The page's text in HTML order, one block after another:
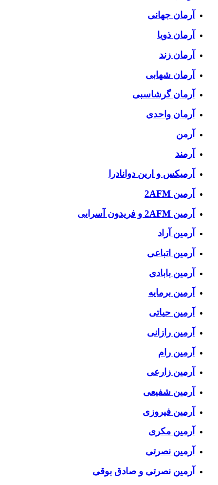
آرمان جهانی
آرمان ذویا
آرمان زند
آرمان شهابی
آرمان گرشاسبی
آرمان واحدی
آرمن
آرمند
آرمیکس و ارین دوانادرا
آرمین 2AFM
آرمین 2AFM و فریدون آسرایی
آرمین آراد
آرمین اتباعی
آرمین بابادی
آرمین برمایه
آرمین حیاتی
آرمین رازانی
آرمین رام
آرمین زارعی
آرمین شفیعی
آرمین فیروزی
آرمین مکری
آرمین نصرتی
آرمین نصرتی و صادق بوقی